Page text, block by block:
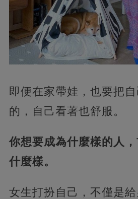
即便在家帶娃，也要把
的，自己看著也舒服。
你想要成為什麼樣的人
什麼樣。
女生打扮自己，不僅是